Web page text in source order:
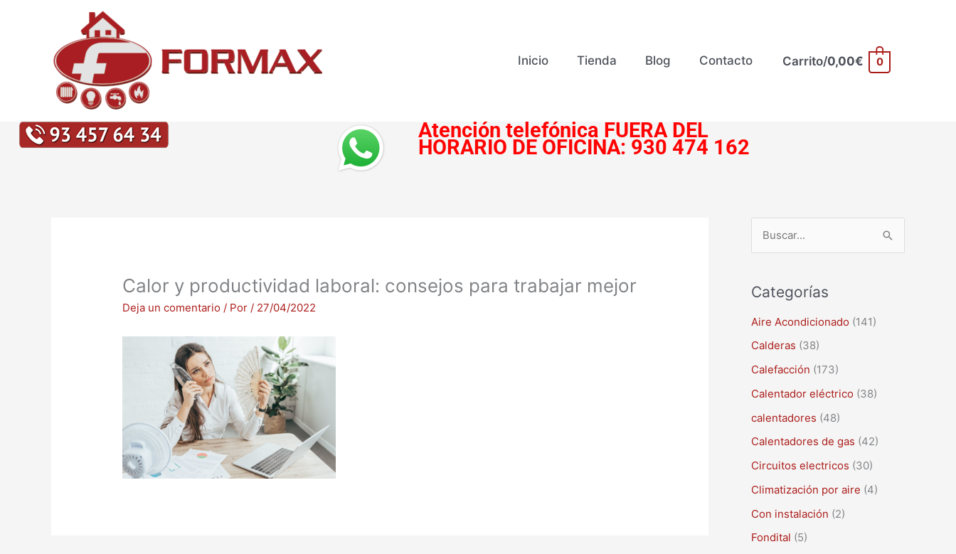
Inicio Tienda Blog Contacto Carrito/0,00€ 0
Atención telefónica FUERA DEL
HORARIO DE OFICINA: 930 474 162
Calor y productividad laboral: consejos para trabajar mejor
Deja un comentario / Por / 27/04/2022
c
a
r
p
o
Categorías
Aire Acondicionado (141)
Calderas (38)
Calefacción (173)
Calentador eléctrico (38)
calentadores (48)
Calentadores de gas (42)
Circuitos electricos (30)
Climatización por aire (4)
Con instalación (2)
Fondital (5)